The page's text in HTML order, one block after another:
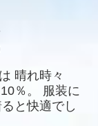
晴れ時々
10％。
服装に
と快適でし